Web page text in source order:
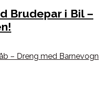
Brudepar i Bil –